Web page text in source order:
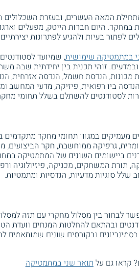
המאה העשרים, ובעזרת השכלולים
במחקר. היום חברות הייטק, מפעלים
לפתור בעיות ולהגיע לפתרונות
במתמטיקה שימושית, שמיועד
זוהי תכנית בין יחידתית שבה
מכונות, הנדסת חשמל, הנדסה אזרחית,
ביו רפואית, פיזיקה, מדעי המחשב
לסטודנטים להשתלם בשלל תחומי
מעמיקים במגוון תחומי מחקר
גרפיקה ממוחשבת, חקר
ביישומים השונים של המתמטיקה
תורת המשחקים, מכניקה, פיזיולוגיה
שלל סוגיות מדעיות, הנדסיות ומתמטיות.
לבחור בין מסלול מחקרי עם תזה
ובהתאם להחלטות המנחים וועדת
ובקורסים שונים
קראו גם עלתואר שני במתמטיקה